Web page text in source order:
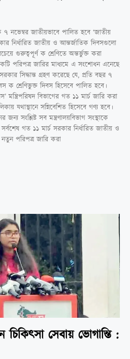
৭ নভেম্বর জাতীয়ভাবে পালিত হবে ‘জাতীয়
নির্ধারিত জাতীয় ও আন্তর্জাতিক দিবসগুলো
গুরুত্বপূর্ণ ক শ্রেণিতে অন্তর্ভুক্ত করা
পরিপত্র জারির মাধ্যমে এ সংশোধন এনেছে
সিদ্ধান্ত গ্রহণ করেছে যে, প্রতি বছর ৭
ক শ্রেণিভুক্ত দিবস হিসেবে পালিত হবে।
মন্ত্রিপরিষদ বিভাগের গত ১১ মার্চ জারি করা
যথাস্থানে সন্নিবেশিত হিসেবে গণ্য হবে।
জন্য সংশ্লিষ্ট সব মন্ত্রণালয়বিভাগ সংস্থাকে
গত ১১ মার্চ সরকার নির্ধারিত জাতীয় ও
পরিপত্র জারি করা
চিকিৎসা সেবায় ভোগান্তি :